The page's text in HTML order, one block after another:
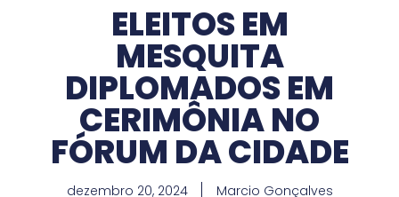
ELEITOS EM
MESQUITA
DIPLOMADOS EM
CERIMÔNIA NO
FÓRUM DA CIDADE
dezembro 20, 2024 Marcio Gonçalves